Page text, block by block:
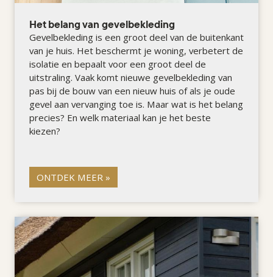
Het belang van gevelbekleding
Gevelbekleding is een groot deel van de buitenkant
van je huis. Het beschermt je woning, verbetert de
isolatie en bepaalt voor een groot deel de
uitstraling. Vaak komt nieuwe gevelbekleding van
pas bij de bouw van een nieuw huis of als je oude
gevel aan vervanging toe is. Maar wat is het belang
precies? En welk materiaal kan je het beste
kiezen?
ONTDEK MEER »